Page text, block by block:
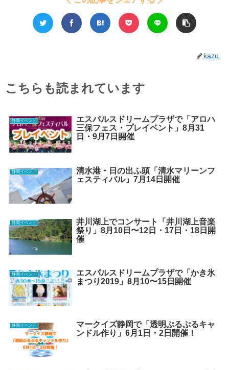
kazu
こちらも読まれています
静岡イベント
エスパルスドリームプラザで「アロハ
三保フェス・プレイベント」8月31
日・9月7日開催
静岡イベント
清水港・日の出ふ頭「清水マリーンフ
ェスティバル」7月14日開催
静岡イベント
井川湖上でコンサート「井川湖上音楽
祭り」8月10日〜12日・17日・18日開
催
静岡イベント
エスパルスドリームプラザで「かき氷
まつり2019」8月10〜15日開催
静岡イベント
マークイズ静岡で「透明ぷるぷるキャ
ンドル作り」6月1日・2日開催！